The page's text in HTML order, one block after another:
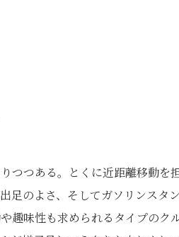
つつある。とくに近距離移動を
足のよさ、そしてガソリンスタ
趣味性も求められるタイプのク